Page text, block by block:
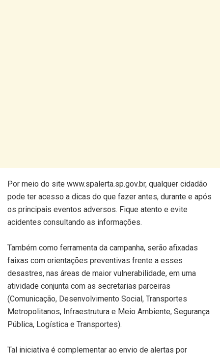
Por meio do site www.spalerta.sp.gov.br, qualquer cidadão
pode ter acesso a dicas do que fazer antes, durante e após
os principais eventos adversos. Fique atento e evite
acidentes consultando as informações.
Também como ferramenta da campanha, serão afixadas
faixas com orientações preventivas frente a esses
desastres, nas áreas de maior vulnerabilidade, em uma
atividade conjunta com as secretarias parceiras
(Comunicação, Desenvolvimento Social, Transportes
Metropolitanos, Infraestrutura e Meio Ambiente, Segurança
Pública, Logística e Transportes).
Tal iniciativa é complementar ao envio de alertas por